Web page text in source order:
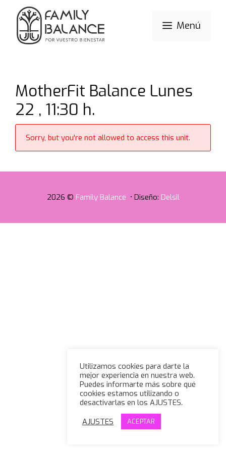
Saltar
contenido
Menú
MotherFit Balance Lunes
22 , 11:30 h.
Sorry, but you're not allowed to access this unit.
2026 © Family Balance • Diseño: Delsil
Utilizamos cookies para darte la
mejor experiencia en nuestra web.
Puedes informarte más sobre qué
cookies estamos utilizando o
desactivarlas en los AJUSTES.
AJUSTES
ACEPTAR